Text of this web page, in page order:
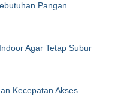
Pangan
Agar Tetap Subur
Kecepatan Akses